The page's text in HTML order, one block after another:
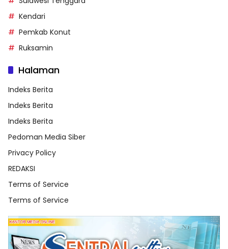
Kendari
Pemkab Konut
Ruksamin
Halaman
Indeks Berita
Indeks Berita
Indeks Berita
Pedoman Media Siber
Privacy Policy
REDAKSI
Terms of Service
Terms of Service